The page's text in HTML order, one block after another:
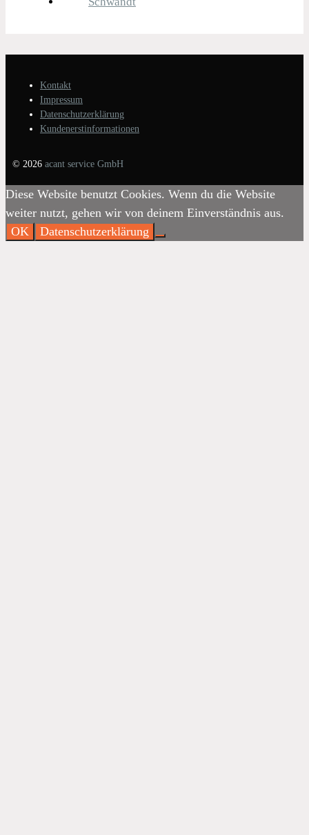
Kontakt
Impressum
Datenschutzerklärung
Kundenerstinformationen
© 2026 acant service GmbH
Diese Website benutzt Cookies. Wenn du die Website
weiter nutzt, gehen wir von deinem Einverständnis aus.
OK
Datenschutzerklärung